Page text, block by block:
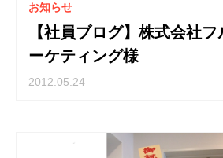
お知らせ
【社員ブログ】株式会社
ーケティング様
2012.05.24